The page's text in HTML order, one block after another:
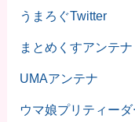
うまろぐTwitter
まとめくすアンテナ
UMAアンテナ
ウマ娘プリティー